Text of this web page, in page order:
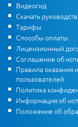
Видеогид
Скачать
Тарифы
Способы оплаты
Лицензионный
Соглашение об
Правила
пользователей
Политика
Информация об
Положение об